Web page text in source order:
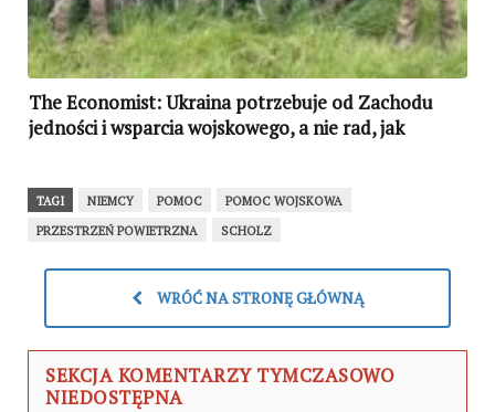
The Economist: Ukraina potrzebuje od Zachodu
jedności i wsparcia wojskowego, a nie rad, jak
TAGI NIEMCY POMOC
POMOC WOJSKOWA
PRZESTRZEŃ POWIETRZNA
SCHOLZ
WRÓĆ NA STRONĘ GŁÓWNĄ
SEKCJA KOMENTARZY TYMCZASOWO
NIEDOSTĘPNA